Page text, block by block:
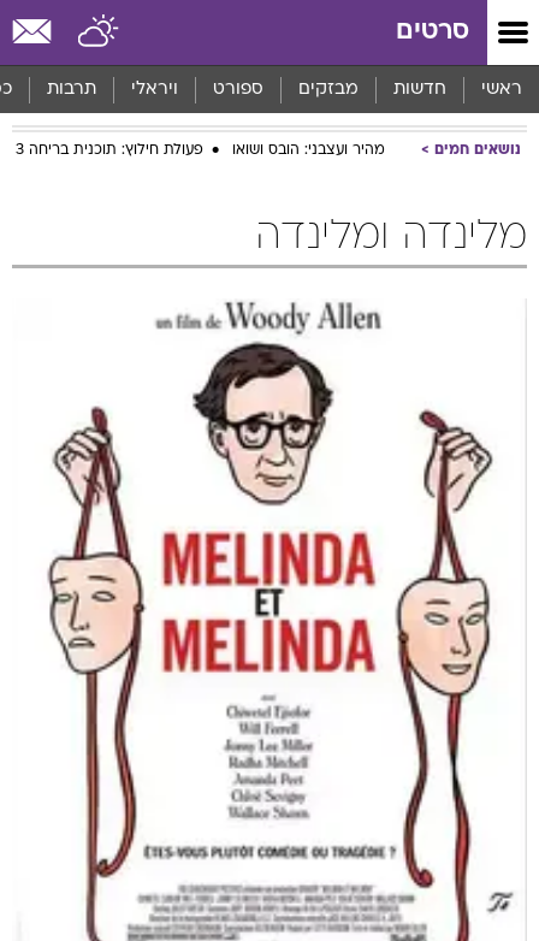
סרטים
ראשי חדשות מבזקים ספורט ויראלי תרבות
נושאים חמים מהיר ועצבני: הובס ושואו פעולת חילוץ: תוכנית בריחה 3
מלינדה ומלינדה